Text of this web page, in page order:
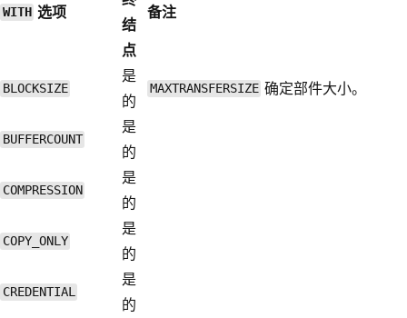
WITH 选项
结
点
备注
BLOCKSIZE
是
的
MAXTRANSFERSIZE 确定部件大小。
BUFFERCOUNT
是
的
COMPRESSION
是
的
COPY_ONLY
是
的
CREDENTIAL
是
的